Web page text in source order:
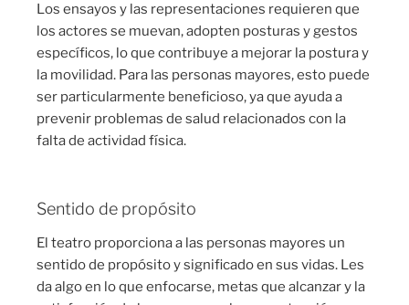
Los ensayos y las representaciones requieren que
los actores se muevan, adopten posturas y gestos
específicos, lo que contribuye a mejorar la postura y
la movilidad. Para las personas mayores, esto puede
ser particularmente beneficioso, ya que ayuda a
prevenir problemas de salud relacionados con la
falta de actividad física.
Sentido de propósito
El teatro proporciona a las personas mayores un
sentido de propósito y significado en sus vidas. Les
da algo en lo que enfocarse, metas que alcanzar y la